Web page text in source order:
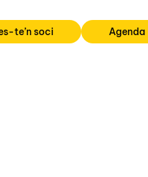
te’n soci Agenda